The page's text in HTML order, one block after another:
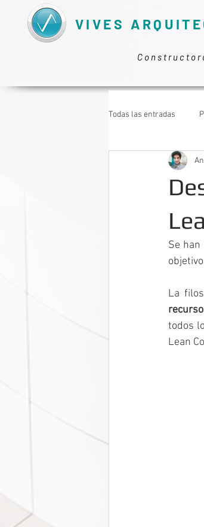
VIVES
Todas las entradas
TRABAJAR COMO
Se
La
todos
Lean